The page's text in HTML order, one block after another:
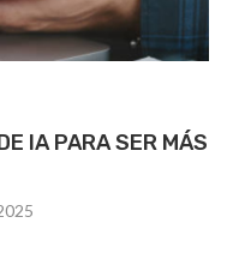
IA PARA SER MÁS